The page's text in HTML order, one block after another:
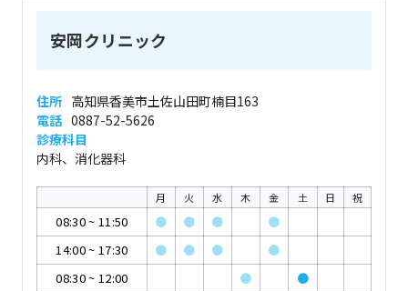
安岡クリニック
住所 高知県香美市土佐山田町楠目163
電話 0887-52-5626
診療科目
内科、消化器科
月 火 水 木 金 土 日 祝
08:30~ 11:50 ● ● ●
●
14:00~ 17:30 ● ● ●
●
08:30~ 12:00 ● ●